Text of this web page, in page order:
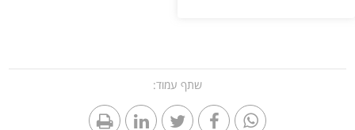
שתף עמוד: